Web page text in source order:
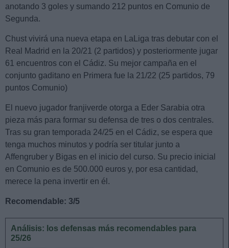
anotando 3 goles y sumando 212 puntos en Comunio de
Segunda.
Chust vivirá una nueva etapa en LaLiga tras debutar con el
Real Madrid en la 20/21 (2 partidos) y posteriormente jugar
61 encuentros con el Cádiz. Su mejor campaña en el
conjunto gaditano en Primera fue la 21/22 (25 partidos, 79
puntos Comunio)
El nuevo jugador franjiverde otorga a Eder Sarabia otra
pieza más para formar su defensa de tres o dos centrales.
Tras su gran temporada 24/25 en el Cádiz, se espera que
tenga muchos minutos y podría ser titular junto a
Affengruber y Bigas en el inicio del curso. Su precio inicial
en Comunio es de 500.000 euros y, por esa cantidad,
merece la pena invertir en él.
Recomendable: 3/5
Análisis: los defensas más recomendables para
25/26